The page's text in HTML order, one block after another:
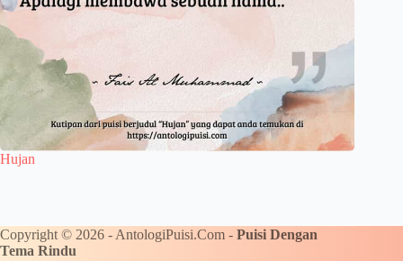
Hujan
Copyright © 2026 - AntologiPuisi.Com - Puisi Dengan
Tema Rindu